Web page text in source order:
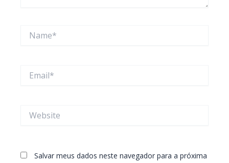
Salvar meus dados neste navegador para a próxima